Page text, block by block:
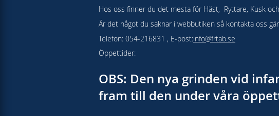
Hos oss finner du det mesta för Häst, Ryttare, Kusk
Är det något du saknar i webbutiken så kontakta oss
Telefon: 054-216831 , E-post:info@frtab.se
Öppettider:
OBS: Den nya grinden vid
fram till den under våra